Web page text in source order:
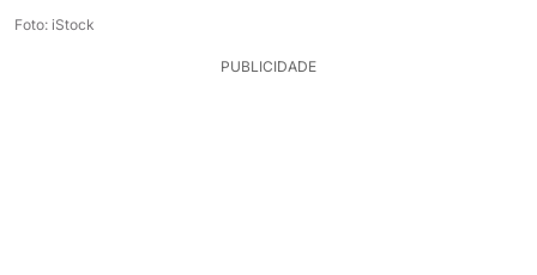
Foto: iStock
PUBLICIDADE